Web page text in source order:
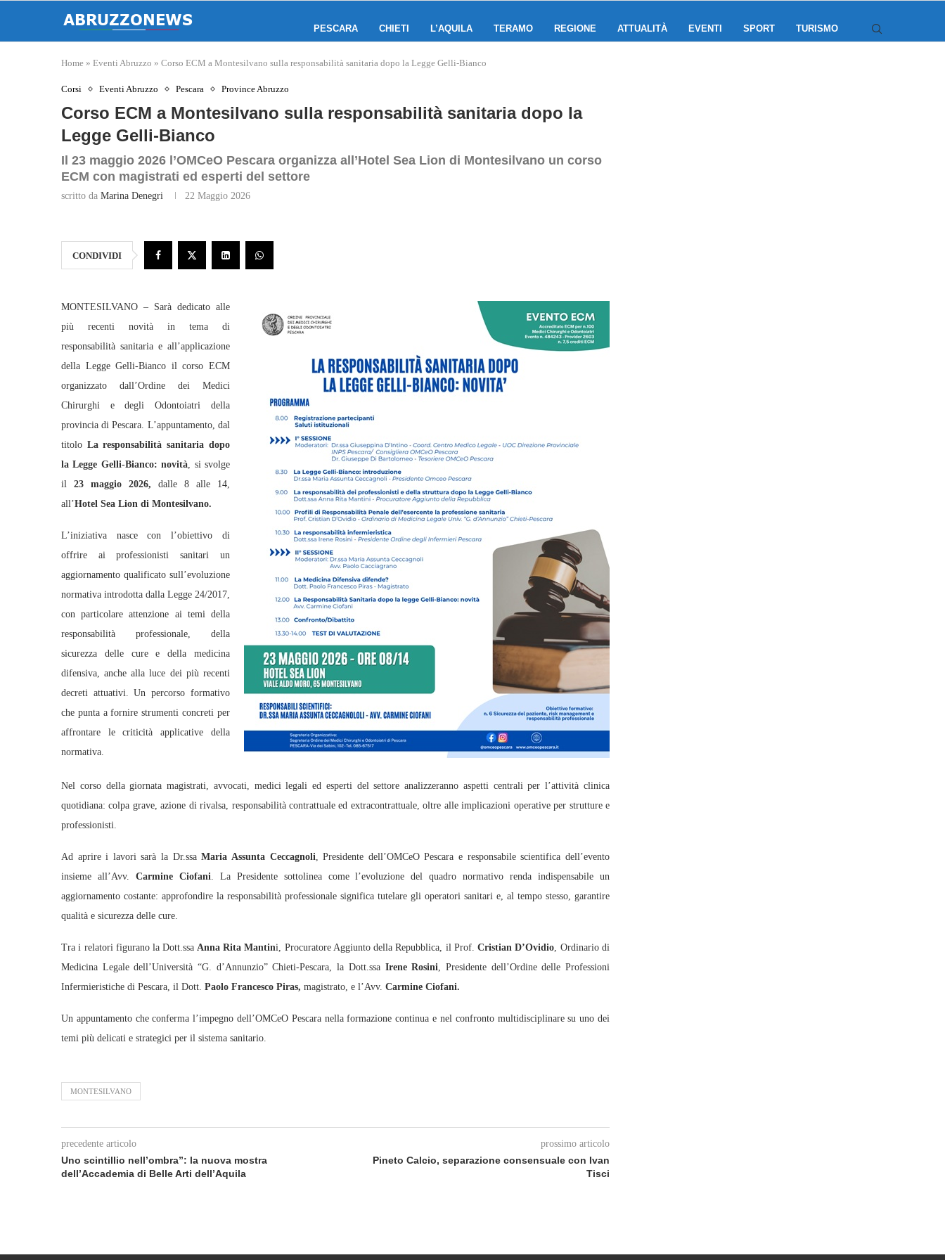
PESCARA CHIETI L’AQUILA TERAMO REGIONE ATTUALITÀ EVENTI SPORT TURISMO
Home » Eventi Abruzzo » Corso ECM a Montesilvano sulla responsabilità sanitaria dopo la Legge Gelli‑Bianco
Corsi Eventi Abruzzo Pescara Province Abruzzo
Corso ECM a Montesilvano sulla responsabilità sanitaria dopo la
Legge Gelli‑Bianco
Il 23 maggio 2026 l’OMCeO Pescara organizza all’Hotel Sea Lion di Montesilvano un corso
ECM con magistrati ed esperti del settore
scritto da Marina Denegri 22 Maggio 2026
CONDIVIDI
MONTESILVANO – Sarà dedicato alle
più recenti novità in tema di
responsabilità sanitaria e all’applicazione
della Legge Gelli‑Bianco il corso ECM
organizzato dall’Ordine dei Medici
Chirurghi e degli Odontoiatri della
provincia di Pescara. L’appuntamento, dal
titolo La responsabilità sanitaria dopo
la Legge Gelli‑Bianco: novità, si svolge
il 23 maggio 2026, dalle 8 alle 14,
all’Hotel Sea Lion di Montesilvano.
L’iniziativa nasce con l’obiettivo di
offrire ai professionisti sanitari un
aggiornamento qualificato sull’evoluzione
normativa introdotta dalla Legge 24/2017,
con particolare attenzione ai temi della
responsabilità professionale, della
sicurezza delle cure e della medicina
difensiva, anche alla luce dei più recenti
decreti attuativi. Un percorso formativo
che punta a fornire strumenti concreti per
affrontare le criticità applicative della
normativa.
Nel corso della giornata magistrati, avvocati, medici legali ed esperti del settore analizzeranno aspetti centrali per l’attività clinica
quotidiana: colpa grave, azione di rivalsa, responsabilità contrattuale ed extracontrattuale, oltre alle implicazioni operative per strutture e
professionisti.
Ad aprire i lavori sarà la Dr.ssaMaria Assunta Ceccagnoli, Presidente dell’OMCeO Pescara e responsabile scientifica dell’evento
insieme all’Avv. Carmine Ciofani. La Presidente sottolinea come l’evoluzione del quadro normativo renda indispensabile un
aggiornamento costante: approfondire la responsabilità professionale significa tutelare gli operatori sanitari e, al tempo stesso, garantire
qualità e sicurezza delle cure.
Tra i relatori figurano la Dott.ssa Anna Rita Mantini, Procuratore Aggiunto della Repubblica, il Prof.Cristian D’Ovidio, Ordinario di
Medicina Legale dell’Università “G. d’Annunzio” Chieti‑Pescara, la Dott.ssa Irene Rosini, Presidente dell’Ordine delle Professioni
Infermieristiche di Pescara, il Dott. Paolo Francesco Piras, magistrato, e l’Avv. Carmine Ciofani.
Un appuntamento che conferma l’impegno dell’OMCeO Pescara nella formazione continua e nel confronto multidisciplinare su uno dei
temi più delicati e strategici per il sistema sanitario.
MONTESILVANO
precedente articolo
Uno scintillio nell’ombra”: la nuova mostra
dell’Accademia di Belle Arti dell’Aquila
prossimo articolo
Pineto Calcio, separazione consensuale con Ivan
Tisci